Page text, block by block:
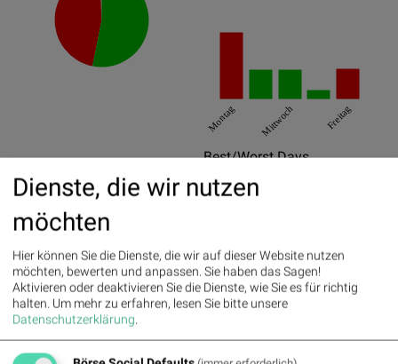
Montag Mittwoch Freitag
Best/Worst Days
26.03.2020
21.09.2020 -27.78%
12.03.2020 -14.54%
09.03.2020 -9.73%
Dienste, die wir nutzen
möchten
Hier können Sie die Dienste, die wir auf dieser Website nutzen
möchten, bewerten und anpassen. Sie haben das Sagen!
Aktivieren oder deaktivieren Sie die Dienste, wie Sie es für richtig
halten. Um mehr zu erfahren, lesen Sie bitte unsere
Datenschutzerklärung.